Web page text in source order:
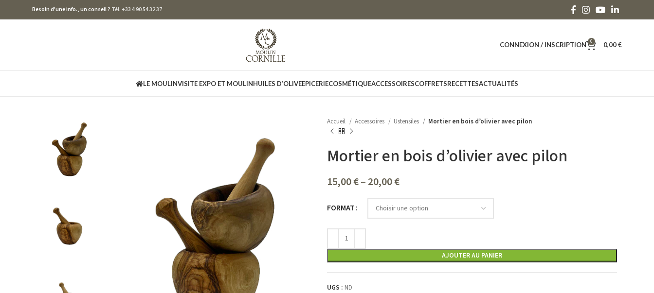
Besoin d'une info., un conseil ? Tél. +33 4 90 54 32 37
CONNEXION / INSCRIPTION 0 0,00€
LE MOULINVISITE EXPO ET MOULINHUILES D’OLIVEEPICERIECOSMÉTIQUEACCESSOIRESCOFFRETSRECETTESACTUALITÉS
Accueil Accessoires Ustensiles Mortier en bois d’olivier avec pilon
Mortier en bois d’olivier avec pilon
15,00€–20,00€
FORMAT
AJOUTER AU PANIER
UGS : ND